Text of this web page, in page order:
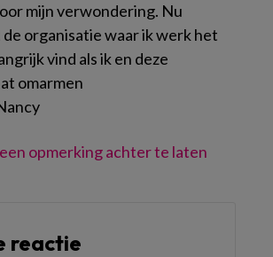
mijn verwondering. Nu
organisatie waar ik werk het
vind als ik en deze
omarmen
opmerking achter te laten
reactie